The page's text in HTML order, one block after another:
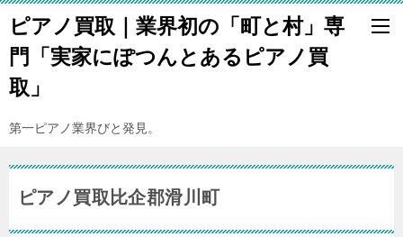
ピアノ買取｜業界初の「町と村」専
門「実家にぽつんとあるピアノ買
取」
第一ピアノ業界びと発見。
ピアノ買取比企郡滑川町